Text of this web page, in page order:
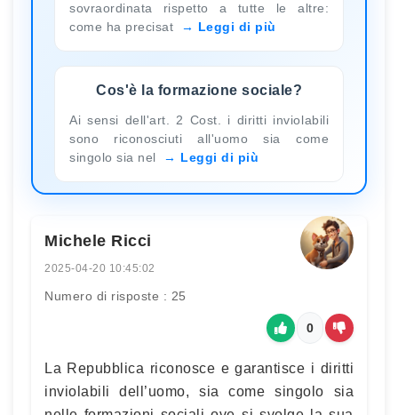
sovraordinata rispetto a tutte le altre:
come ha precisat
Leggi di più
Cos'è la formazione sociale?
Ai sensi dell'art. 2 Cost. i diritti inviolabili
sono riconosciuti all'uomo sia come
singolo sia nel
Leggi di più
Michele Ricci
2025-04-20 10:45:02
Numero di risposte : 25
0
La Repubblica riconosce e garantisce i diritti
inviolabili dell’uomo, sia come singolo sia